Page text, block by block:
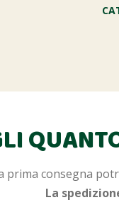
prima consegna
La